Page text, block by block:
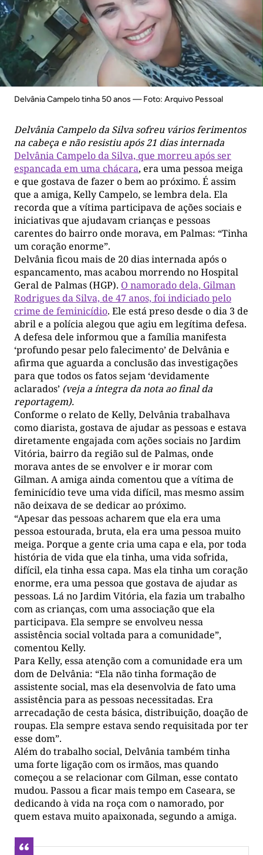
Delvânia Campelo tinha 50 anos — Foto: Arquivo Pessoal
Delvânia Campelo da Silva sofreu vários ferimentos
na cabeça e não resistiu após 21 dias internada
Delvânia Campelo da Silva, que morreu após ser
espancada em uma chácara, era uma pessoa meiga
e que gostava de fazer o bem ao próximo. É assim
que a amiga, Kelly Campelo, se lembra dela. Ela
recorda que a vítima participava de ações sociais e
iniciativas que ajudavam crianças e pessoas
carentes do bairro onde morava, em Palmas: “Tinha
um coração enorme”.
Delvânia ficou mais de 20 dias internada após o
espancamento, mas acabou morrendo no Hospital
Geral de Palmas (HGP). O namorado dela, Gilman
Rodrigues da Silva, de 47 anos, foi indiciado pelo
crime de feminicídio. Ele está preso desde o dia 3 de
abril e a polícia alegou que agiu em legítima defesa.
A defesa dele informou que a família manifesta
‘profundo pesar pelo falecimento’ de Delvânia e
afirma que aguarda a conclusão das investigações
para que todos os fatos sejam ‘devidamente
aclarados’ (veja a íntegra da nota ao final da
reportagem).
Conforme o relato de Kelly, Delvânia trabalhava
como diarista, gostava de ajudar as pessoas e estava
diretamente engajada com ações sociais no Jardim
Vitória, bairro da região sul de Palmas, onde
morava antes de se envolver e ir morar com
Gilman. A amiga ainda comentou que a vítima de
feminicídio teve uma vida difícil, mas mesmo assim
não deixava de se dedicar ao próximo.
“Apesar das pessoas acharem que ela era uma
pessoa estourada, bruta, ela era uma pessoa muito
meiga. Porque a gente cria uma capa e ela, por toda
história de vida que ela tinha, uma vida sofrida,
difícil, ela tinha essa capa. Mas ela tinha um coração
enorme, era uma pessoa que gostava de ajudar as
pessoas. Lá no Jardim Vitória, ela fazia um trabalho
com as crianças, com uma associação que ela
participava. Ela sempre se envolveu nessa
assistência social voltada para a comunidade”,
comentou Kelly.
Para Kelly, essa atenção com a comunidade era um
dom de Delvânia: “Ela não tinha formação de
assistente social, mas ela desenvolvia de fato uma
assistência para as pessoas necessitadas. Era
arrecadação de cesta básica, distribuição, doação de
roupas. Ela sempre estava sendo requisitada por ter
esse dom”.
Além do trabalho social, Delvânia também tinha
uma forte ligação com os irmãos, mas quando
começou a se relacionar com Gilman, esse contato
mudou. Passou a ficar mais tempo em Caseara, se
dedicando à vida na roça com o namorado, por
quem estava muito apaixonada, segundo a amiga.